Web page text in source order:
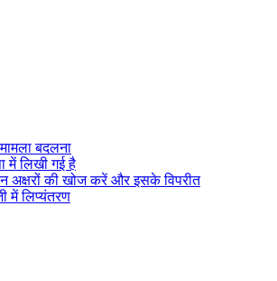
बदलना
में लिखी गई है
अक्षरों की खोज करें और इसके विपरीत
में लिप्यंतरण